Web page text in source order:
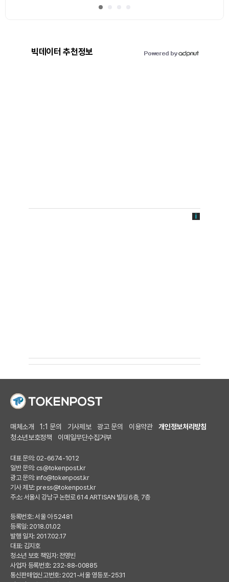
빅데이터 추천정보
매체소개 1:1 문의 기사제보 광고 문의 이용약관
개인정보처리방침
청소년보호정책
이메일무단수집거부
대표 문의: 02-6674-1012
일반 문의: cs@tokenpost.kr
광고 문의: info@tokenpost.kr
기사 제보: press@tokenpost.kr
주소: 서울시 강남구 논현로 614 ARTISAN 빌딩 6층, 7층
등록번호: 서울 아 52481
등록일: 2018.01.02
발행 일자: 2017.02.17
대표: 김지호
청소년 보호 책임자: 전영빈
사업자 등록번호: 232-88-00885
통신판매업신고번호: 2021-서울 영등포-2531